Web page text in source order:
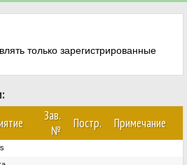
только зарегистрированные
Зав.
№
Постр. Примечание